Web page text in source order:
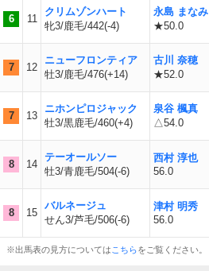
6 11
クリムゾンハート
牝3/鹿毛/442(-4)
永島 まなみ
★50.0
7 12
ニューフロンティア
牡3/鹿毛/476(+14)
古川 奈穂
★52.0
7 13
ニホンピロジャック
牡3/黒鹿毛/460(+4)
泉谷 楓真
△54.0
8 14
テーオールソー
牡3/青鹿毛/504(-6)
西村 淳也
56.0
8 15
バルネージュ
せん3/芦毛/506(-6)
津村 明秀
56.0
※出馬表の見方については こちらをご覧ください。